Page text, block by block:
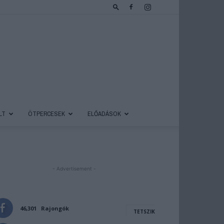
ÖTPERCESEK ELŐADÁSOK
- Advertisement -
46,301 Rajongók TETSZIK